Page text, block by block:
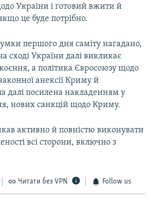
України і готовий вжити й
це буде потрібно.
першого дня саміту нагадано,
сході України далі викликає
а політика Євросоюзу щодо
анексії Криму й
далі посилена накладенням у
нових санкцій щодо Криму.
активно й повністю виконувати
всі сторони, включно з
Читати без VPN Follow us